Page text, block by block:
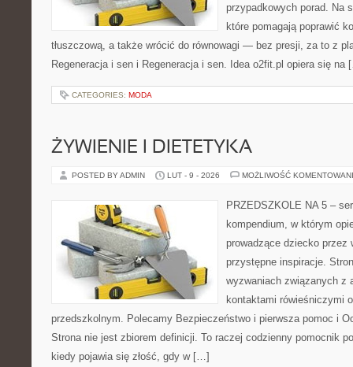
przypadkowych porad. Na
które pomagają poprawić
tłuszczową, a także wrócić do równowagi — bez presji, za to z
Regeneracja i sen i Regeneracja i sen. Idea o2fit.pl opiera się na
CATEGORIES: MODA
ŻYWIENIE I DIETETYKA
POSTED BY ADMIN LUT - 9 - 2026 MOŻLIWOŚĆ
PRZEDSZKOLE NA 5 –
kompendium, w którym
prowadzące dziecko przez
przystępne inspiracje.
wyzwaniach związanych z
kontaktami rówieśniczymi
przedszkolnym. Polecamy Bezpieczeństwo i pierwsza pomoc i
Strona nie jest zbiorem definicji. To raczej codzienny pomocnik
kiedy pojawia się złość, gdy w […]